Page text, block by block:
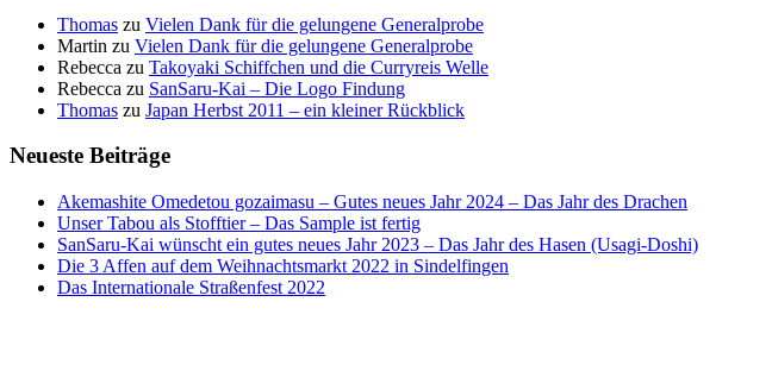
gewählt
werden
Thomas zu Vielen Dank für die gelungene Generalprobe
Martin zu Vielen Dank für die gelungene Generalprobe
Rebecca zu Takoyaki Schiffchen und die Curryreis Welle
Rebecca zu SanSaru-Kai – Die Logo Findung
Thomas zu Japan Herbst 2011 – ein kleiner Rückblick
Neueste Beiträge
Akemashite Omedetou gozaimasu – Gutes neues Jahr 2024 – Das Jahr des Drachen
Unser Tabou als Stofftier – Das Sample ist fertig
SanSaru-Kai wünscht ein gutes neues Jahr 2023 – Das Jahr des Hasen (Usagi-Doshi)
Die 3 Affen auf dem Weihnachtsmarkt 2022 in Sindelfingen
Das Internationale Straßenfest 2022